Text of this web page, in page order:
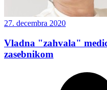
27. decembra 2020
Vladna "zahvala"
zasebnikom